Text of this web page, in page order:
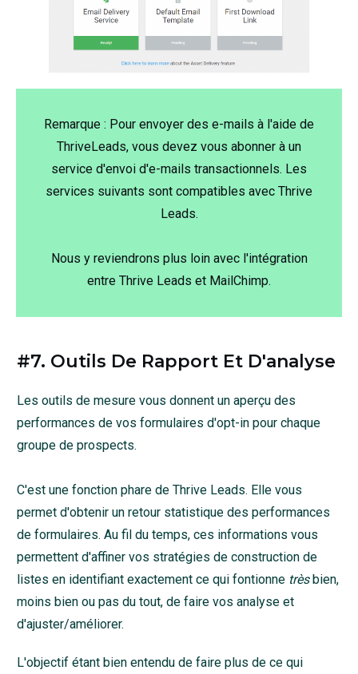
Remarque : Pour envoyer des e-mails à l'aide de
ThriveLeads, vous devez vous abonner à un
service d'envoi d'e-mails transactionnels. Les
services suivants sont compatibles avec Thrive
Leads.
Nous y reviendrons plus loin avec l'intégration
entre Thrive Leads et MailChimp.
#7. Outils De Rapport Et D'analyse
Les outils de mesure vous donnent un aperçu des
performances de vos formulaires d'opt-in pour chaque
groupe de prospects.
C'est une fonction phare de Thrive Leads. Elle vous
permet d'obtenir un retour statistique des performances
de formulaires. Au fil du temps, ces informations vous
permettent d'affiner vos stratégies de construction de
listes en identifiant exactement ce qui fontionne trèsbien,
moins bien ou pas du tout, de faire vos analyse et
d'ajuster/améliorer.
L'objectif étant bien entendu de faire plus de ce qui